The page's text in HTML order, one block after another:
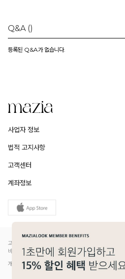
Q&A ()
등록된 Q&A가 없습니다.
사업자 정보
법적 고지사항
고객센터
계좌정보
고객님은 안전거래를 위해 현금 등으로 결제 시 저희
비스를 이용하실 수 있습니다.
개인정보보호배상책임보험(Ⅱ) 가입 - 메리츠화재 증